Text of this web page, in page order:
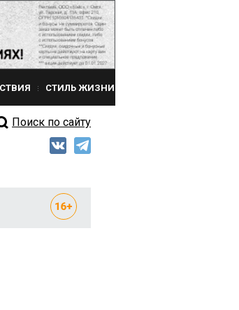
СТИЛЬ ЖИЗНИ
Поиск по сайту